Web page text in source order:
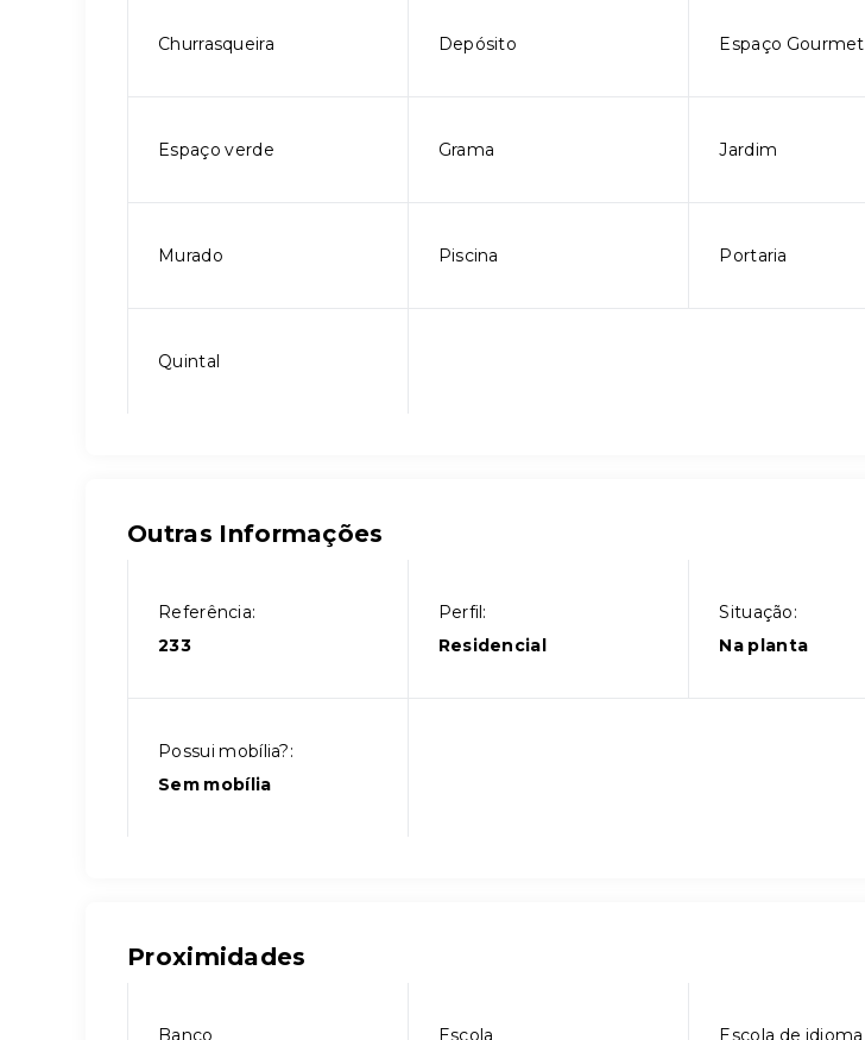
Churrasqueira Depósito Espaço Gourmet
Espaço verde Grama Jardim
Murado Piscina Portaria
Quintal
Outras Informações
Referência:
233
Perfil:
Residencial
Situação:
Na planta
Possui mobília?:
Sem mobília
Proximidades
Banco Escola Escola de idioma